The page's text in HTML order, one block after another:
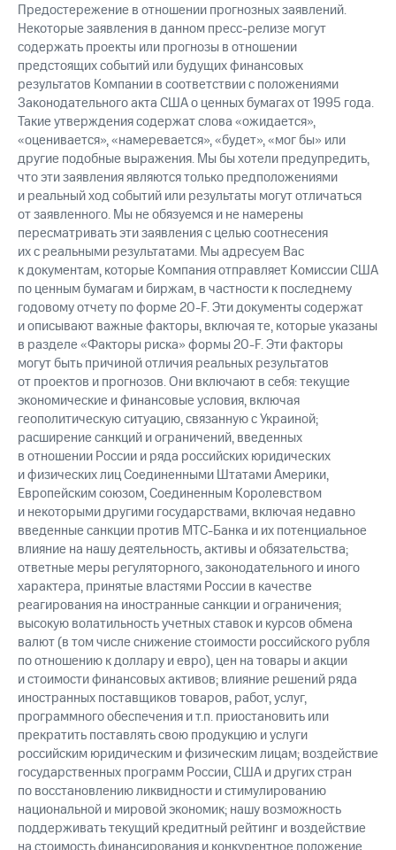
На главную
Предостережение в отношении прогнозных заявлений.
Некоторые заявления в данном пресс-релизе могут
содержать проекты или прогнозы в отношении
предстоящих событий или будущих финансовых
результатов Компании в соответствии с положениями
Законодательного акта США о ценных бумагах от 1995 года.
Такие утверждения содержат слова «ожидается»,
«оценивается», «намеревается», «будет», «мог бы» или
другие подобные выражения. Мы бы хотели предупредить,
что эти заявления являются только предположениями
и реальный ход событий или результаты могут отличаться
от заявленного. Мы не обязуемся и не намерены
пересматривать эти заявления с целью соотнесения
их с реальными результатами. Мы адресуем Вас
к документам, которые Компания отправляет Комиссии США
по ценным бумагам и биржам, в частности к последнему
годовому отчету по форме 20-F. Эти документы содержат
и описывают важные факторы, включая те, которые указаны
в разделе «Факторы риска» формы 20-F. Эти факторы
могут быть причиной отличия реальных результатов
от проектов и прогнозов. Они включают в себя: текущие
экономические и финансовые условия, включая
геополитическую ситуацию, связанную с Украиной;
расширение санкций и ограничений, введенных
в отношении России и ряда российских юридических
и физических лиц Соединенными Штатами Америки,
Европейским союзом, Соединенным Королевством
и некоторыми другими государствами, включая недавно
введенные санкции против МТС-Банка и их потенциальное
влияние на нашу деятельность, активы и обязательства;
ответные меры регуляторного, законодательного и иного
характера, принятые властями России в качестве
реагирования на иностранные санкции и ограничения;
высокую волатильность учетных ставок и курсов обмена
валют (в том числе снижение стоимости российского рубля
по отношению к доллару и евро), цен на товары и акции
и стоимости финансовых активов; влияние решений ряда
иностранных поставщиков товаров, работ, услуг,
программного обеспечения и т.п. приостановить или
прекратить поставлять свою продукцию и услуги
российским юридическим и физическим лицам; воздействие
государственных программ России, США и других стран
по восстановлению ликвидности и стимулированию
национальной и мировой экономик; нашу возможность
поддерживать текущий кредитный рейтинг и воздействие